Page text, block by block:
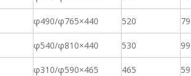
φ490/φ765×440 520 79
φ540/φ810×440 530 99
φ310/φ590×465 465 59